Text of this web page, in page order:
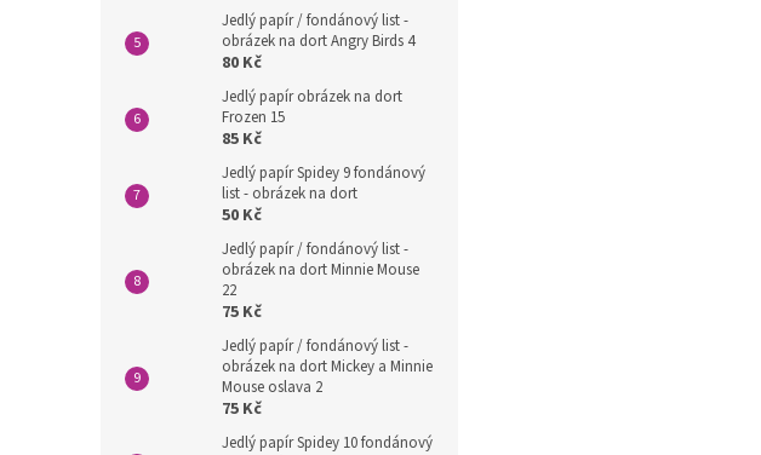
Jedlý papír / fondánový list -
obrázek na dort Angry Birds 4
80 Kč
Jedlý papír obrázek na dort
Frozen 15
85 Kč
Jedlý papír Spidey 9 fondánový
list - obrázek na dort
50 Kč
Jedlý papír / fondánový list -
obrázek na dort Minnie Mouse
22
75 Kč
Jedlý papír / fondánový list -
obrázek na dort Mickey a Minnie
Mouse oslava 2
75 Kč
Jedlý papír Spidey 10 fondánový